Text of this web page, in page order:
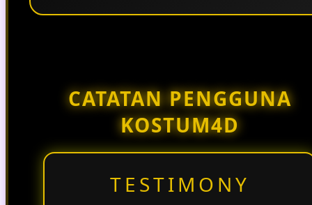
CATATAN PENGGUNA
KOSTUM4D
TESTIMONY